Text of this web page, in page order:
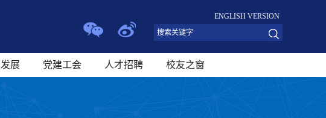
ENGLISH VERSION
展 党建工会 人才招聘 校友之窗